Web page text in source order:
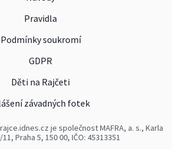
Pravidla
Podmínky soukromí
GDPR
Děti na Rajčeti
závadných fotek
je společnost MAFRA, a. s., Karla
Praha 5, 150 00, IČO: 45313351